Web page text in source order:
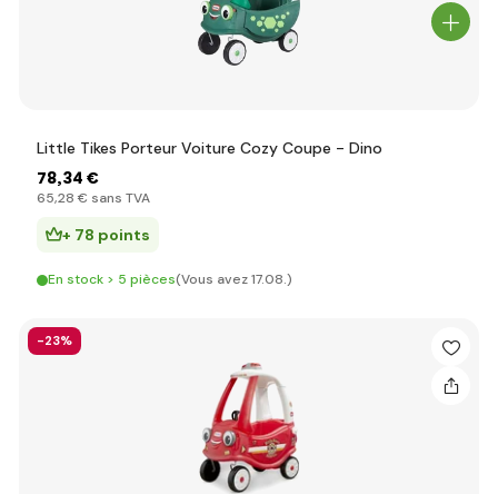
Little Tikes Porteur Voiture Cozy Coupe - Dino
78,34 €
65,28 € sans TVA
+ 78 points
En stock > 5 pièces(Vous avez 17.08.)
-23%